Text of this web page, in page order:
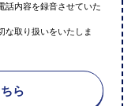
話内容を録音させていた
な取り扱いをいたしま
ら